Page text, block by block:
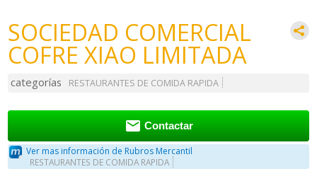
SOCIEDAD COMERCIAL
COFRE XIAO LIMITADA
categorías RESTAURANTES DE COMIDA RAPIDA
 Contactar
Ver mas información de Rubros Mercantil
RESTAURANTES DE COMIDA RAPIDA